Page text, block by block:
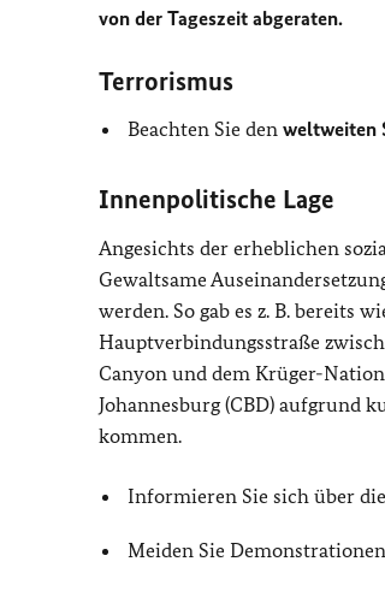
von der Tageszeit abgeraten.
Terrorismus
Beachten Sie denweltweiten
Innenpolitische Lage
Angesichts der erheblichen
Gewaltsame
werden. So gab es z. B. bereits
Hauptverbindungsstraße
Canyon und dem Krüger-
Johannesburg (CBD) aufgrund
kommen.
Informieren Sie sich über
Meiden Sie